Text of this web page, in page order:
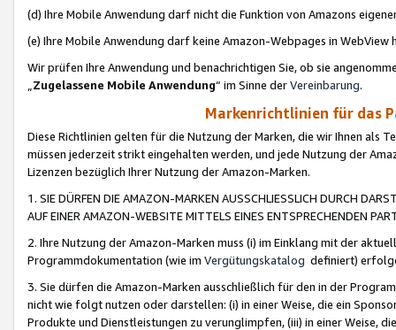
(d) Ihre Mobile Anwendung darf nicht die Funktion von Amazons
(e) Ihre Mobile Anwendung darf keine Amazon-Webpages in WebView
Wir prüfen Ihre Anwendung und benachrichtigen Sie, ob sie
„Zugelassene Mobile Anwendung“ im Sinne derVereinbarung.
Markenrichtlinien für das
Diese Richtlinien gelten für die Nutzung der Marken, die wir Ihnen als
müssen jederzeit strikt eingehalten werden, und jede Nutzung der
Lizenzen bezüglich Ihrer Nutzung der Amazon-Marken.
1. SIE DÜRFEN DIE AMAZON-MARKEN AUSSCHLIESSLICH DURCH
AUF EINER AMAZON-WEBSITE MITTELS EINES ENTSPRECHENDEN
2. Ihre Nutzung der Amazon-Marken muss (i) im Einklang mit der
Programmdokumentation (wie im Vergütungskatalog definiert)
3. Sie dürfen die Amazon-Marken ausschließlich für den in der
nicht wie folgt nutzen oder darstellen: (i) in einer Weise, die ein
Produkte und Dienstleistungen zu verunglimpfen, (iii) in einer Weise,